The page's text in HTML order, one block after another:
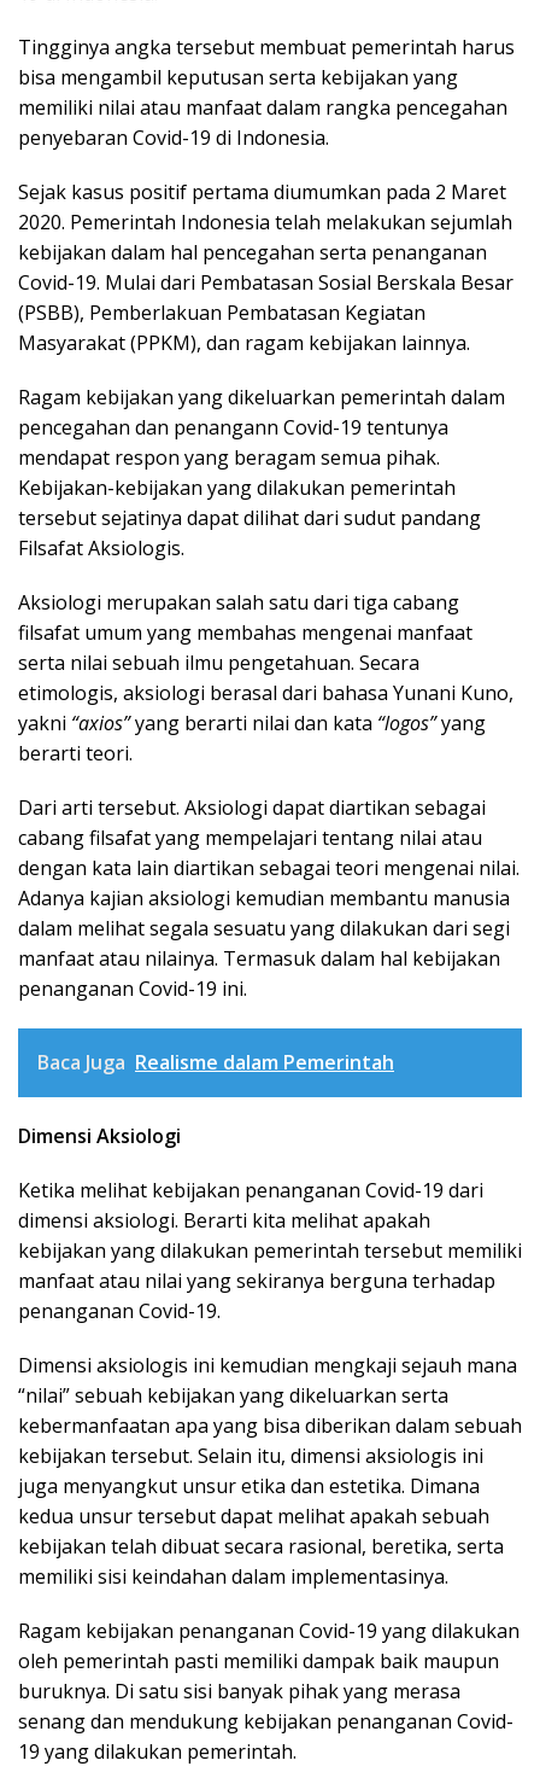
Tingginya angka tersebut membuat pemerintah harus
bisa mengambil keputusan serta kebijakan yang
memiliki nilai atau manfaat dalam rangka pencegahan
penyebaran Covid-19 di Indonesia.
Sejak kasus positif pertama diumumkan pada 2 Maret
2020. Pemerintah Indonesia telah melakukan sejumlah
kebijakan dalam hal pencegahan serta penanganan
Covid-19. Mulai dari Pembatasan Sosial Berskala Besar
(PSBB), Pemberlakuan Pembatasan Kegiatan
Masyarakat (PPKM), dan ragam kebijakan lainnya.
Ragam kebijakan yang dikeluarkan pemerintah dalam
pencegahan dan penangann Covid-19 tentunya
mendapat respon yang beragam semua pihak.
Kebijakan-kebijakan yang dilakukan pemerintah
tersebut sejatinya dapat dilihat dari sudut pandang
Filsafat Aksiologis.
Aksiologi merupakan salah satu dari tiga cabang
filsafat umum yang membahas mengenai manfaat
serta nilai sebuah ilmu pengetahuan. Secara
etimologis, aksiologi berasal dari bahasa Yunani Kuno,
yakni “axios”yang berarti nilai dan kata “logos”yang
berarti teori.
Dari arti tersebut. Aksiologi dapat diartikan sebagai
cabang filsafat yang mempelajari tentang nilai atau
dengan kata lain diartikan sebagai teori mengenai nilai.
Adanya kajian aksiologi kemudian membantu manusia
dalam melihat segala sesuatu yang dilakukan dari segi
manfaat atau nilainya. Termasuk dalam hal kebijakan
penanganan Covid-19 ini.
Baca Juga Realisme dalam Pemerintah
Dimensi Aksiologi
Ketika melihat kebijakan penanganan Covid-19 dari
dimensi aksiologi. Berarti kita melihat apakah
kebijakan yang dilakukan pemerintah tersebut memiliki
manfaat atau nilai yang sekiranya berguna terhadap
penanganan Covid-19.
Dimensi aksiologis ini kemudian mengkaji sejauh mana
“nilai” sebuah kebijakan yang dikeluarkan serta
kebermanfaatan apa yang bisa diberikan dalam sebuah
kebijakan tersebut. Selain itu, dimensi aksiologis ini
juga menyangkut unsur etika dan estetika. Dimana
kedua unsur tersebut dapat melihat apakah sebuah
kebijakan telah dibuat secara rasional, beretika, serta
memiliki sisi keindahan dalam implementasinya.
Ragam kebijakan penanganan Covid-19 yang dilakukan
oleh pemerintah pasti memiliki dampak baik maupun
buruknya. Di satu sisi banyak pihak yang merasa
senang dan mendukung kebijakan penanganan Covid-
19 yang dilakukan pemerintah.